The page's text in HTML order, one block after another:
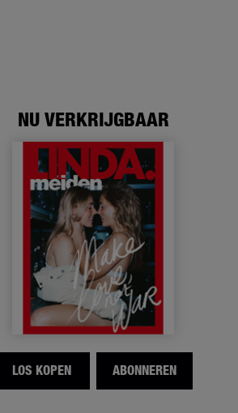
NU VERKRIJGBAAR
LOS KOPEN ABONNEREN